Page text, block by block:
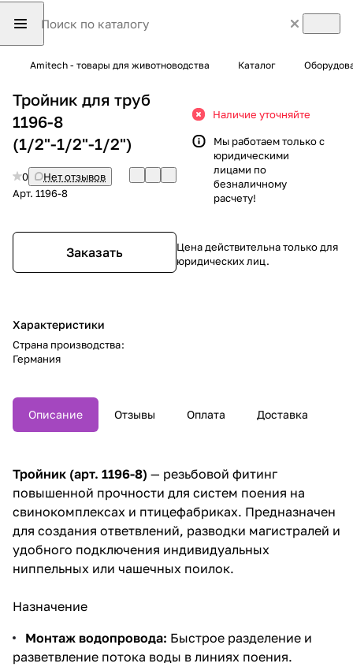
Amitech - товары для животноводства Каталог
Тройник для труб
1196-8
(1/2"-1/2"-1/2")
0
Нет отзывов
Арт. 1196-8
Заказать
Характеристики
Страна производства:
Германия
Наличие уточняйте
Мы работаем только с
юридическими
лицами по
безналичному
расчету!
Цена действительна только для
юридических лиц.
Описание Отзывы Оплата Доставка
Тройник (арт. 1196-8) — резьбовой фитинг
повышенной прочности для систем поения на
свинокомплексах и птицефабриках. Предназначен
для создания ответвлений, разводки магистралей и
удобного подключения индивидуальных
ниппельных или чашечных поилок.
Назначение
Монтаж водопровода: Быстрое разделение и
разветвление потока воды в линиях поения.